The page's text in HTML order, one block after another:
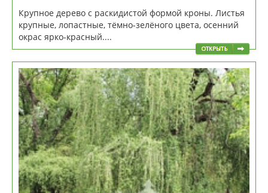
Крупное дерево с раскидистой формой кроны. Листья
крупные, лопастные, тёмно-зелёного цвета, осенний
окрас ярко-красный....